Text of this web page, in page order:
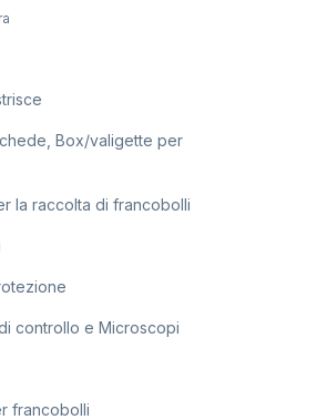
Box/valigette per
la raccolta di francobolli
controllo e Microscopi
francobolli